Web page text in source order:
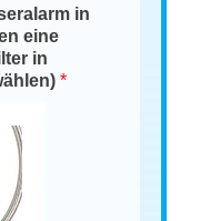
in
eine
in
*